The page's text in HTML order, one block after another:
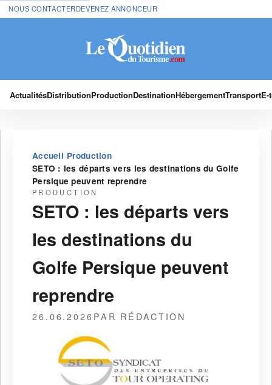
NOUS CONTACTERDEVENEZ ANNONCEUR
ActualitésDistributionProductionDestinationHébergementTransport
Accueil›Production›
SETO : les départs vers les destinations du Golfe
Persique peuvent reprendre
PRODUCTION
SETO : les départs vers
les destinations du
Golfe Persique peuvent
reprendre
26.06.2026PAR RÉDACTION